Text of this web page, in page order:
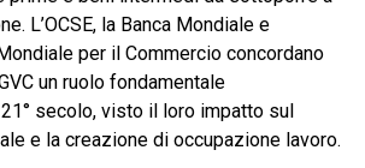
L’OCSE, la Banca Mondiale e
per il Commercio concordano
un ruolo fondamentale
secolo, visto il loro impatto sul
e la creazione di occupazione lavoro.